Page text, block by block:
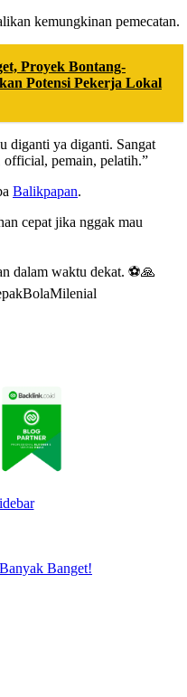
kemungkinan pemecatan.
Proyek Bontang-
Potensi Pekerja Lokal
diganti ya diganti. Sangat
pemain, pelatih.”
Balikpapan.
cepat jika nggak mau
dalam waktu dekat. ⚽🙏
Banget!